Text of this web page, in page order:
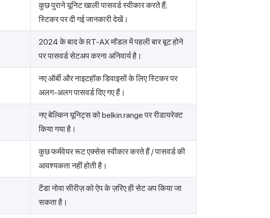
कुछ पुराने यूनिट खाली पासवर्ड स्वीकार करते हैं;
स्टिकर पर दी गई जानकारी देखें।
2024 के बाद के RT-AX मॉडल में पहली बार बूट होने
पर पासवर्ड सेटअप करना अनिवार्य है।
नए ऑर्बी और नाइटहॉक डिवाइसों के लिए स्टिकर पर
अलग-अलग पासवर्ड दिए गए हैं।
नए बेल्किन यूनिट्स को belkin.range पर रीडायरेक्ट
किया गया है।
कुछ फर्मवेयर रूट एक्सेस स्वीकार करते हैं / पासवर्ड की
आवश्यकता नहीं होती है।
टेंडा नोवा सीरीज़ को ऐप के ज़रिए ही सेट अप किया जा
सकता है।